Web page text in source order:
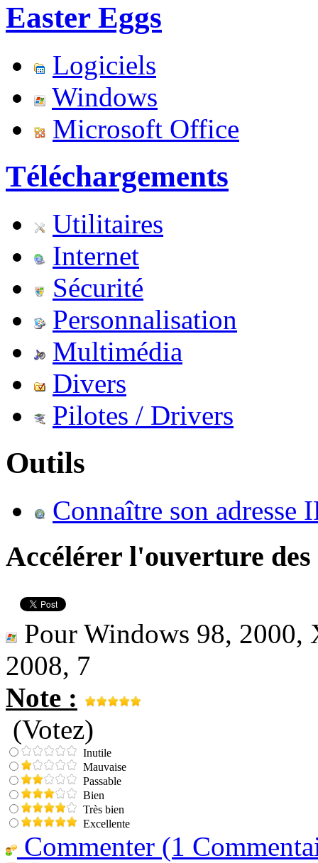
Easter Eggs
Logiciels
Windows
Microsoft Office
Téléchargements
Utilitaires
Internet
Sécurité
Personnalisation
Multimédia
Divers
Pilotes / Drivers
Outils
Connaître son adresse
Accélérer l'ouverture
Pour Windows 98, 2000,
2008, 7
Note :
(Votez)
Inutile
Mauvaise
Passable
Bien
Très bien
Excellente
Commenter (1